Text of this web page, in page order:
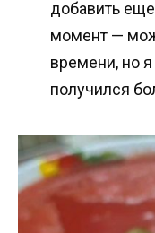
добавить
момент —
времени, но
получился